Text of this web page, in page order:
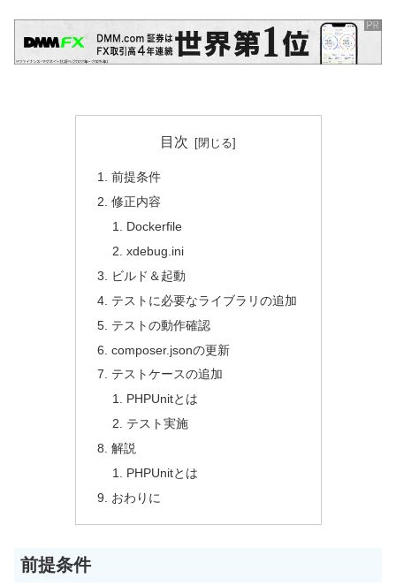
目次
前提条件
修正内容
Dockerfile
xdebug.ini
ビルド＆起動
テストに必要なライブラリの追加
テストの動作確認
composer.jsonの更新
テストケースの追加
PHPUnitとは
テスト実施
解説
PHPUnitとは
おわりに
前提条件